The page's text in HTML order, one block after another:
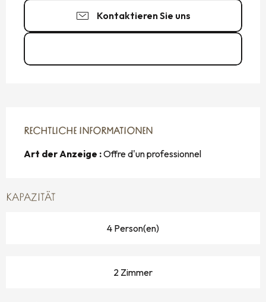
Kontaktieren Sie uns
RECHTLICHE INFORMATIONEN
RECHTLICHE INFORMATIONEN
Art der Anzeige :Offre d'un professionnel
KAPAZITÄT
4 Person(en)
2 Zimmer